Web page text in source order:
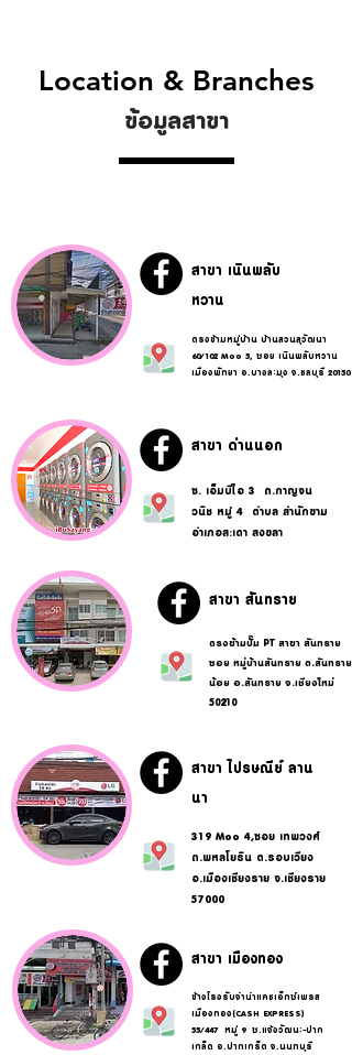
ข้อมูลสาขา
Location & Branches
สาขา เนินพลับ
หวาน
ตรงข้ามหมู่บ้าน บ้านสวนสุวัฒนา
60/102 Moo 5, ซอย เนินพลับหวาน
เมืองพัทยา อ.บางละมุง จ.ชลบุรี 20150
สาขา ด่านนอก
ซ. เอ็มบีไอ 3 ถ.กาญจน
วนิช หมู่ 4 ตำบล สำนักขาม
อำเภอสะเดา สงขลา
สาขา สันทราย
ตรงข้ามปั๊ม PT สาขา สันทราย
ซอย หมู่บ้านสันทราย ต.สันทราย
น้อย อ.สันทราย จ.เชียงใหม่
50210
สาขา ไปรษณีย์ ลาน
นา
319 Moo 4,ซอย เทพวงศ์
ถ.พหลโยธิน ต.รอบเวียง
อ.เมืองเชียงราย จ.เชียงราย
57000
สาขา เมืองทอง
ข้างโรงรับจำนำแคชเอ็กซ์เพรส
เมืองทอง(CASH EXPRESS)
55/447 หมู่ 9 ซ.แจ้งวัฒนะ-ปาก
เกล็ด อ.ปากเกร็ด จ.นนทบุรี